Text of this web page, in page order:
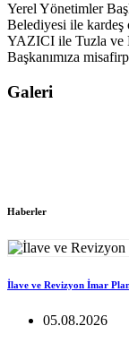
Yerel Yönetimler
Belediyesi ile kardeş
YAZICI ile Tuzla ve
Başkanımıza
Galeri
Haberler
İlave ve Revizyon İmar
05.08.2026